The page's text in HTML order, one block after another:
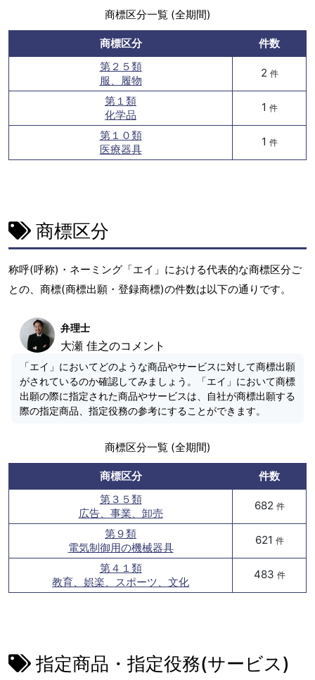
商標区分一覧 (全期間)
商標区分
件数
第２５類
服、履物
2 件
第１類
化学品
1 件
第１０類
医療器具
1 件
商標区分
称呼(呼称)・ネーミング「エイ」における代表的な商標区分ご
との、商標(商標出願・登録商標)の件数は以下の通りです。
弁理士
大瀬 佳之のコメント
「エイ」においてどのような商品やサービスに対して商標出願
がされているのか確認してみましょう。「エイ」において商標
出願の際に指定された商品やサービスは、自社が商標出願する
際の指定商品、指定役務の参考にすることができます。
商標区分一覧 (全期間)
商標区分
件数
第３５類
広告、事業、卸売
682 件
第９類
電気制御用の機械器具
621 件
第４１類
教育、娯楽、スポーツ、文化
483 件
指定商品・指定役務(サービス)